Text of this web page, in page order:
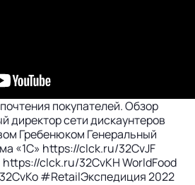
покупателей. Обзор
директор сети дискаунтеров
Гребенюком Генеральный
«1С» https://clck.ru/32CvJF
clck.ru/32CvKH WorldFood
#RetailЭкспедиция 2022